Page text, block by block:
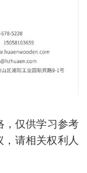
，仅供学习参考
请相关权利人